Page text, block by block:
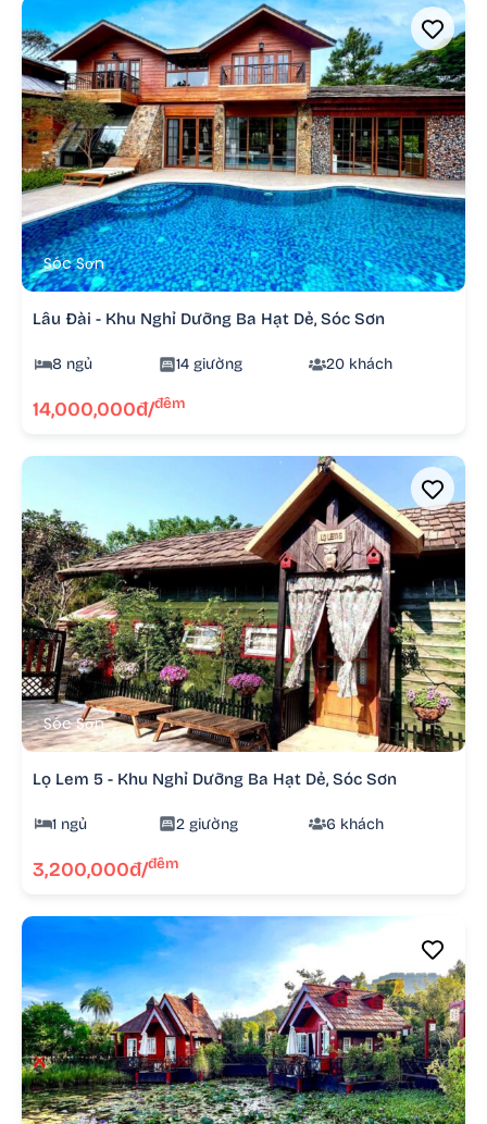
Sóc Sơn
Lâu Đài - Khu Nghỉ Dưỡng Ba Hạt Dẻ, Sóc Sơn
8 ngủ 14 giường 20 khách
14,000,000đ/đêm
Sóc Sơn
Lọ Lem 5 - Khu Nghỉ Dưỡng Ba Hạt Dẻ, Sóc Sơn
1 ngủ 2 giường 6 khách
3,200,000đ/đêm